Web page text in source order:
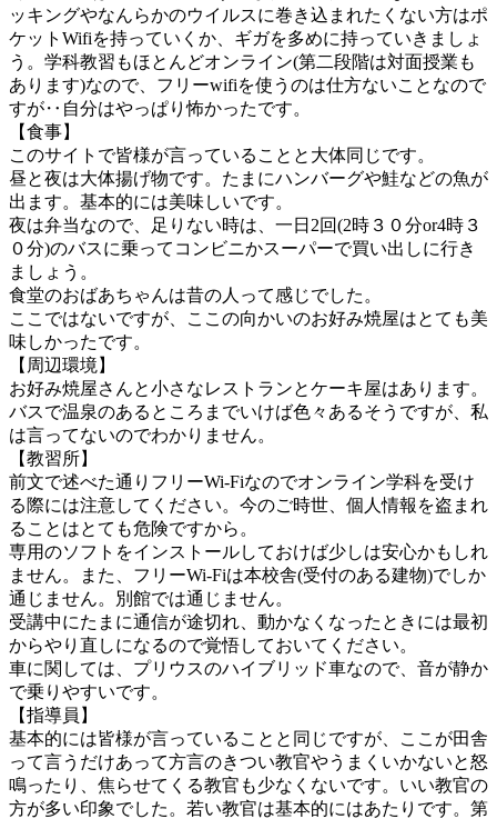
ッキングやなんらかのウイルスに巻き込まれたくない方はポ
ケットWifiを持っていくか、ギガを多めに持っていきましょ
う。学科教習もほとんどオンライン(第二段階は対面授業も
あります)なので、フリーwifiを使うのは仕方ないことなので
すが‥自分はやっぱり怖かったです。
【食事】
このサイトで皆様が言っていることと大体同じです。
昼と夜は大体揚げ物です。たまにハンバーグや鮭などの魚が
出ます。基本的には美味しいです。
夜は弁当なので、足りない時は、一日2回(2時３０分or4時３
０分)のバスに乗ってコンビニかスーパーで買い出しに行き
ましょう。
食堂のおばあちゃんは昔の人って感じでした。
ここではないですが、ここの向かいのお好み焼屋はとても美
味しかったです。
【周辺環境】
お好み焼屋さんと小さなレストランとケーキ屋はあります。
バスで温泉のあるところまでいけば色々あるそうですが、私
は言ってないのでわかりません。
【教習所】
前文で述べた通りフリーWi-Fiなのでオンライン学科を受け
る際には注意してください。今のご時世、個人情報を盗まれ
ることはとても危険ですから。
専用のソフトをインストールしておけば少しは安心かもしれ
ません。また、フリーWi-Fiは本校舎(受付のある建物)でしか
通じません。別館では通じません。
受講中にたまに通信が途切れ、動かなくなったときには最初
からやり直しになるので覚悟しておいてください。
車に関しては、プリウスのハイブリッド車なので、音が静か
で乗りやすいです。
【指導員】
基本的には皆様が言っていることと同じですが、ここが田舎
って言うだけあって方言のきつい教官やうまくいかないと怒
鳴ったり、焦らせてくる教官も少なくないです。いい教官の
方が多い印象でした。若い教官は基本的にはあたりです。第